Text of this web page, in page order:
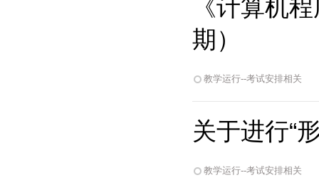
《计算机
期）
教学运行--考试安排相关
关于进行“
教学运行--考试安排相关